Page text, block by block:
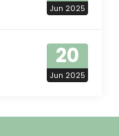
Jun 2025
20
Jun 2025